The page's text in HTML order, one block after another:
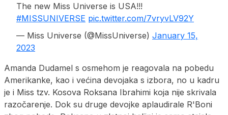
The new Miss Universe is USA!!!
#MISSUNIVERSE pic.twitter.com/7vryvLV92Y
— Miss Universe (@MissUniverse) January 15,
2023
Amanda Dudamel s osmehom je reagovala na pobedu
Amerikanke, kao i većina devojaka s izbora, no u kadru
je i Miss tzv. Kosova Roksana Ibrahimi koja nije skrivala
razočarenje. Dok su druge devojke aplaudirale R'Boni